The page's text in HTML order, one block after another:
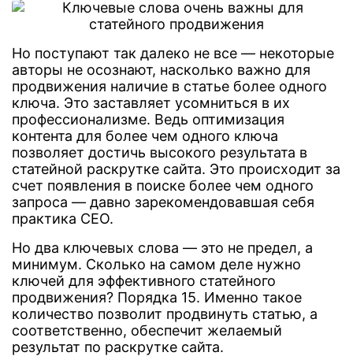
Но поступают так далеко не все — некоторые
авторы не осознают, насколько важно для
продвижения наличие в статье более одного
ключа. Это заставляет усомниться в их
профессионализме. Ведь оптимизация
контента для более чем одного ключа
позволяет достичь высокого результата в
статейной раскрутке сайта. Это происходит за
счет появления в поиске более чем одного
запроса — давно зарекомендовавшая себя
практика СЕО.
Но два ключевых слова — это не предел, а
минимум. Сколько на самом деле нужно
ключей для эффективного статейного
продвижения? Порядка 15. Именно такое
количество позволит продвинуть статью, а
соответственно, обеспечит желаемый
результат по раскрутке сайта.